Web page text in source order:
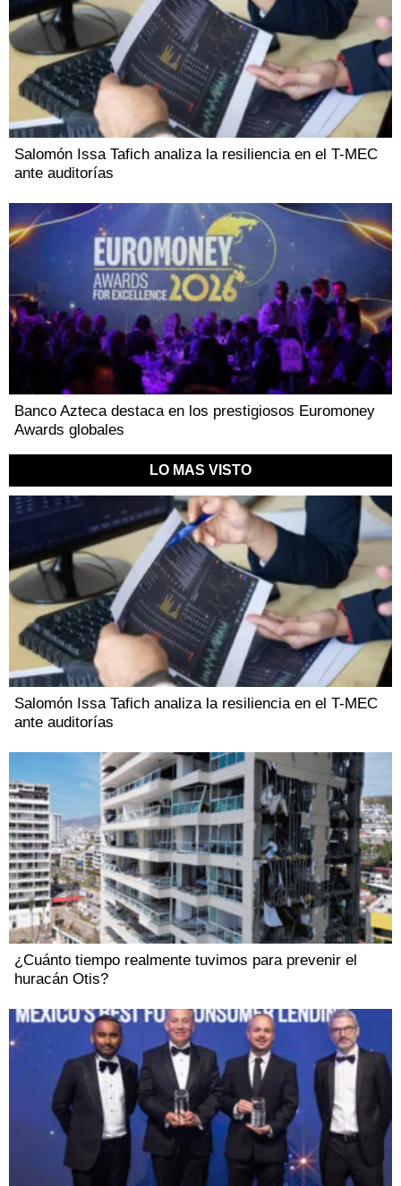
Salomón Issa Tafich analiza la resiliencia en el T-MEC
ante auditorías
Banco Azteca destaca en los prestigiosos Euromoney
Awards globales
LO MAS VISTO
Salomón Issa Tafich analiza la resiliencia en el T-MEC
ante auditorías
¿Cuánto tiempo realmente tuvimos para prevenir el
huracán Otis?